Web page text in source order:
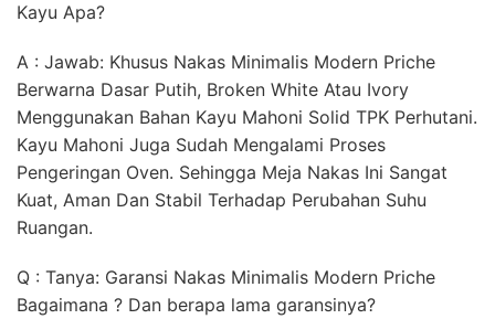
Kayu Apa?
A : Jawab: Khusus Nakas Minimalis Modern Priche
Berwarna Dasar Putih, Broken White Atau Ivory
Menggunakan Bahan Kayu Mahoni Solid TPK Perhutani.
Kayu Mahoni Juga Sudah Mengalami Proses
Pengeringan Oven. Sehingga Meja Nakas Ini Sangat
Kuat, Aman Dan Stabil Terhadap Perubahan Suhu
Ruangan.
Q : Tanya: Garansi Nakas Minimalis Modern Priche
Bagaimana ? Dan berapa lama garansinya?